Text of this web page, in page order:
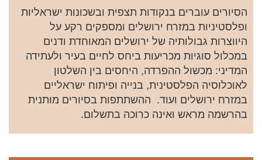
הסיורים עוברים בנקודות תצפית ובשכונות ישראליות
ופלסטיניות במזרח ירושלים ומספקים רקע על
היווצרות גבולותיה של ירושלים המאוחדת ודנים
במכלול סוגיות מכריעות ביחס לחיים בעיר ולעתידה
המדיני: מכשול ההפרדה, היחסים בין השלטון
לאוכלוסיה הפלסטינית, בנייה ופיתוח ישראליים
במזרח ירושלים ועוד. ההשתתפות בסיורים מותנית
בהרשמה מראש ואינה כרוכה בתשלום.